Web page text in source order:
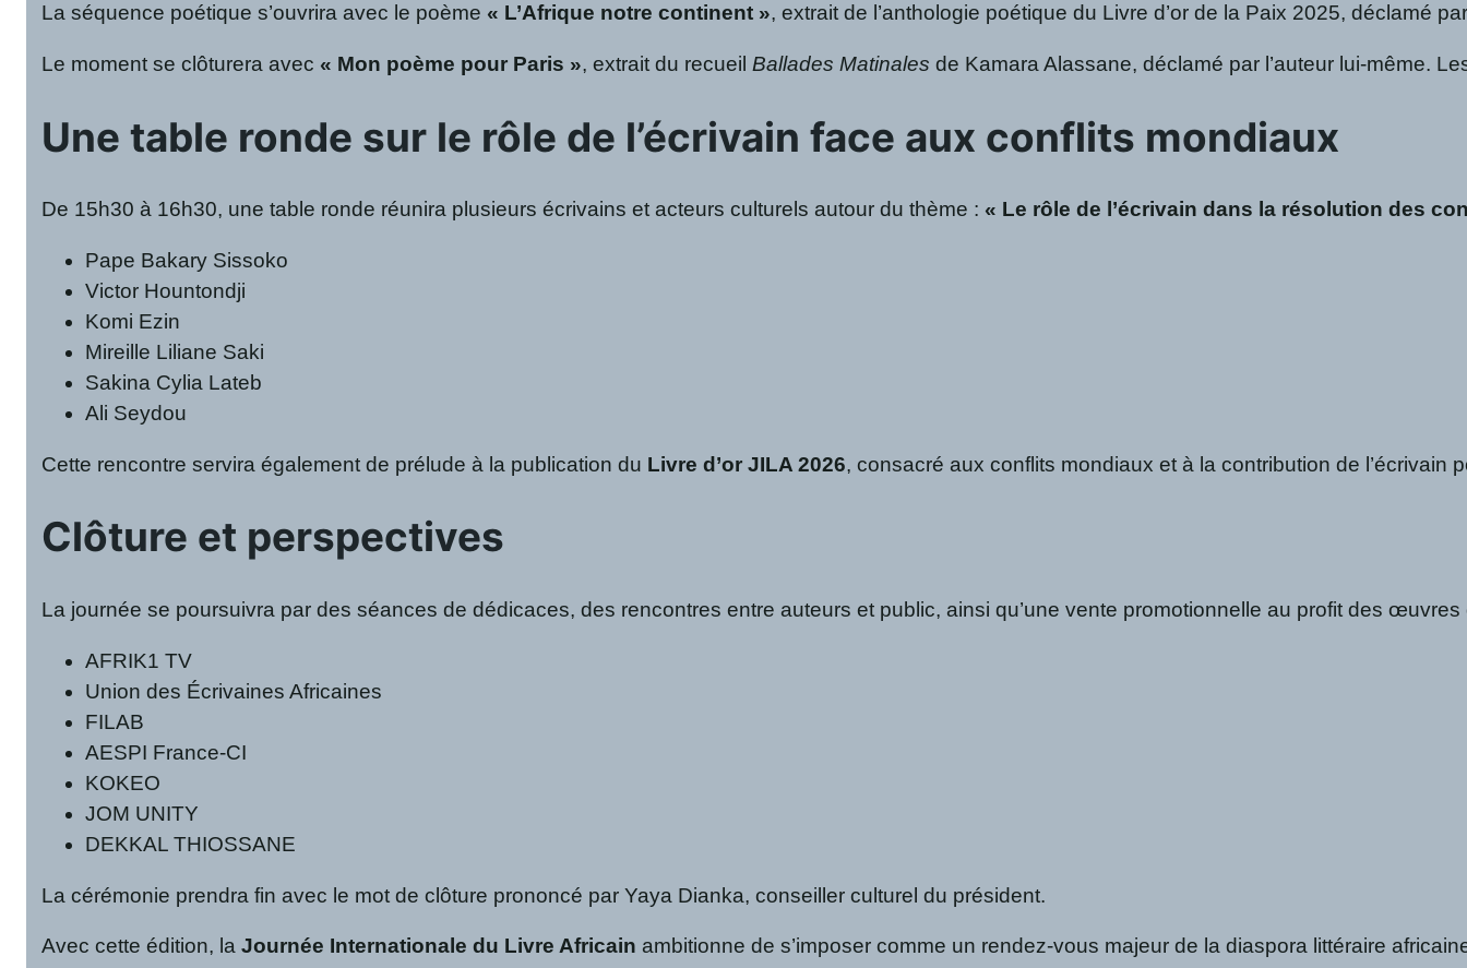
La séquence poétique s’ouvrira avec le poème « L’Afrique notre continent », extrait de l’anthologie poétique du Livre d’or de la Paix 2025, déclamé
Le moment se clôturera avec « Mon poème pour Paris », extrait du recueilBallades Matinales de Kamara Alassane, déclamé par l’auteur lui-même.
Une table ronde sur le rôle de l’écrivain face aux conflits mondiaux
De 15h30 à 16h30, une table ronde réunira plusieurs écrivains et acteurs culturels autour du thème : « Le rôle de l’écrivain dans la résolution des
Pape Bakary Sissoko
Victor Hountondji
Komi Ezin
Mireille Liliane Saki
Sakina Cylia Lateb
Ali Seydou
Cette rencontre servira également de prélude à la publication du Livre d’or JILA 2026, consacré aux conflits mondiaux et à la contribution de l’écrivain
Clôture et perspectives
La journée se poursuivra par des séances de dédicaces, des rencontres entre auteurs et public, ainsi qu’une vente promotionnelle au profit des
AFRIK1 TV
Union des Écrivaines Africaines
FILAB
AESPI France-CI
KOKEO
JOM UNITY
DEKKAL THIOSSANE
La cérémonie prendra fin avec le mot de clôture prononcé par Yaya Dianka, conseiller culturel du président.
Avec cette édition, laJournée Internationale du Livre Africain ambitionne de s’imposer comme un rendez-vous majeur de la diaspora littéraire